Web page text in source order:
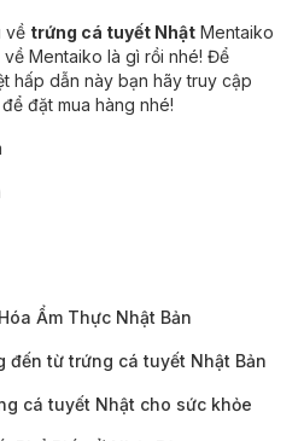
về trứng cá tuyết Nhật Mentaiko
Mentaiko là gì rồi nhé! Để
hấp dẫn này bạn hãy truy cập
đặt mua hàng nhé!
Ẩm Thực Nhật Bản
đến từ trứng cá tuyết Nhật Bản
cá tuyết Nhật cho sức khỏe